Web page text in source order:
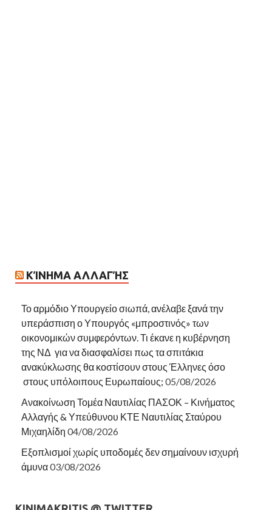
ΚΊΝΗΜΑ ΑΛΛΑΓΉΣ
Το αρμόδιο Υπουργείο σιωπά, ανέλαβε ξανά την
υπεράσπιση ο Υπουργός «μπροστινός» των
οικονομικών συμφερόντων. Τι έκανε η κυβέρνηση
της ΝΔ για να διασφαλίσει πως τα σπιτάκια
ανακύκλωσης θα κοστίσουν στους Έλληνες όσο
στους υπόλοιπους Ευρωπαίους; 05/08/2026
Ανακοίνωση Τομέα Ναυτιλίας ΠΑΣΟΚ – Κινήματος
Αλλαγής & Υπεύθυνου ΚΤΕ Ναυτιλίας Σταύρου
Μιχαηλίδη 04/08/2026
Εξοπλισμοί χωρίς υποδομές δεν σημαίνουν ισχυρή
άμυνα03/08/2026